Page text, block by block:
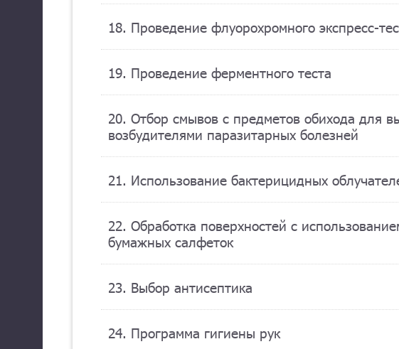
18. Проведение флуорохромного экспресс-
19. Проведение ферментного теста
20. Отбор смывов с предметов обихода для
возбудителями паразитарных болезней
21. Использование бактерицидных
22. Обработка поверхностей с
бумажных салфеток
23. Выбор антисептика
24. Программа гигиены рук